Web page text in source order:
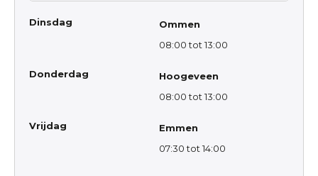
Dinsdag
Ommen
08:00 tot 13:00
Donderdag
Hoogeveen
08:00 tot 13:00
Vrijdag
Emmen
07:30 tot 14:00